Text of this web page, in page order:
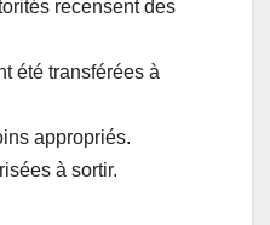
recensent des
été transférées à
appropriés.
à sortir.